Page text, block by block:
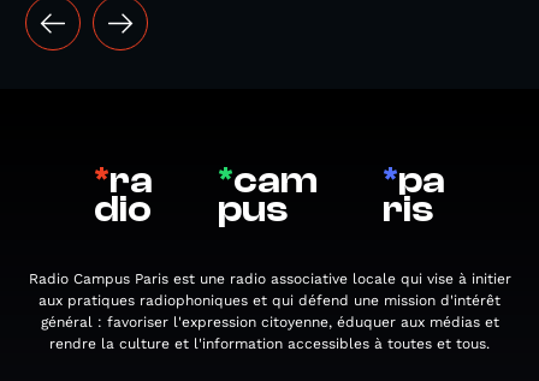
*ra
dio
*cam
pus
*pa
ris
Radio Campus Paris est une radio associative locale qui vise à initier
aux pratiques radiophoniques et qui défend une mission d'intérêt
général : favoriser l'expression citoyenne, éduquer aux médias et
rendre la culture et l'information accessibles à toutes et tous.